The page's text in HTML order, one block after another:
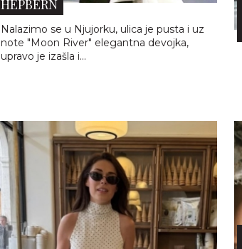
LETNJI HIT: 5 RAFIA TORBI IZ ZARE
KOJE IZGLEDAJU SKUPLJE NEGO
ŠTO...
Leto i modni dodaci imaju poseban odnos
- onaj lagan, opušten i pomalo
nostalgičan, kao da svaka kombinacija
traži svoju “sunčanu završnicu”.